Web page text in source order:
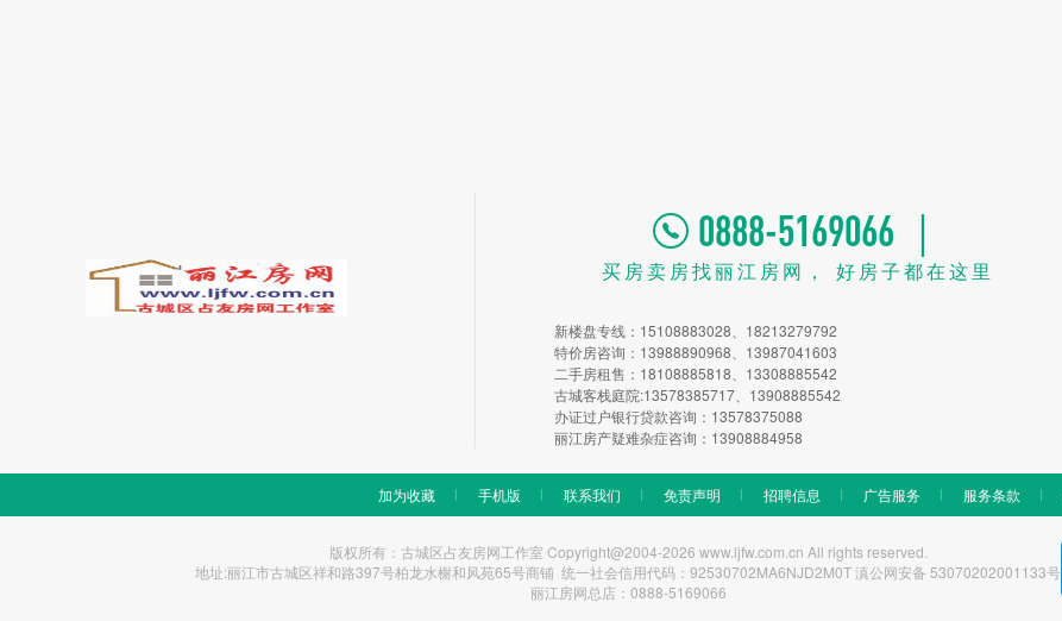
0888-5169066 ｜
买房卖房找丽江房网， 好房子都在这里
新楼盘专线：15108883028、18213279792
特价房咨询：13988890968、13987041603
二手房租售：18108885818、13308885542
古城客栈庭院:13578385717、13908885542
办证过户银行贷款咨询：13578375088
丽江房产疑难杂症咨询：13908884958
加为收藏 手机版 联系我们 免责声明 招聘信息 广告服务 服务条款
版权所有：古城区占友房网工作室 Copyright@2004-2026 www.ljfw.com.cn All rights reserved.
地址:丽江市古城区祥和路397号柏龙水榭和风苑65号商铺 统一社会信用代码：92530702MA6NJD2M0T 滇公网安备 53070202001133号
丽江房网总店：0888-5169066